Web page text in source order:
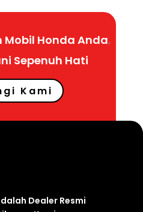
Mobil Honda Anda,
Sepenuh Hati
Kami
Dealer Resmi